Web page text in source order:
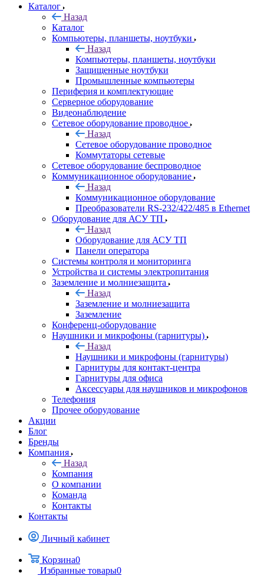
Каталог
Назад
Каталог
Компьютеры, планшеты, ноутбуки
Назад
Компьютеры, планшеты, ноутбуки
Защищенные ноутбуки
Промышленные компьютеры
Периферия и комплектующие
Серверное оборудование
Видеонаблюдение
Сетевое оборудование проводное
Назад
Сетевое оборудование проводное
Коммутаторы сетевые
Сетевое оборудование беспроводное
Коммуникационное оборудование
Назад
Коммуникационное оборудование
Преобразователи RS-232/422/485 в Ethernet
Оборудование для АСУ ТП
Назад
Оборудование для АСУ ТП
Панели оператора
Системы контроля и мониторинга
Устройства и системы электропитания
Заземление и молниезащита
Назад
Заземление и молниезащита
Заземление
Конференц-оборудование
Наушники и микрофоны (гарнитуры)
Назад
Наушники и микрофоны (гарнитуры)
Гарнитуры для контакт-центра
Гарнитуры для офиса
Аксессуары для наушников и микрофонов
Телефония
Прочее оборудование
Акции
Блог
Бренды
Компания
Назад
Компания
О компании
Команда
Контакты
Контакты
Личный кабинет
Корзина0
Избранные товары0